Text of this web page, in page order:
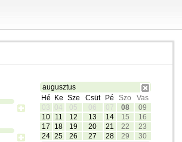
augusztus
Hé
Ke Sze Csüt Pé Szo
Vas
03
04 05 06 07 08
09
10
11 12 13 14 15
16
17
18 19 20 21 22
23
24 25 26 27 28 29
30